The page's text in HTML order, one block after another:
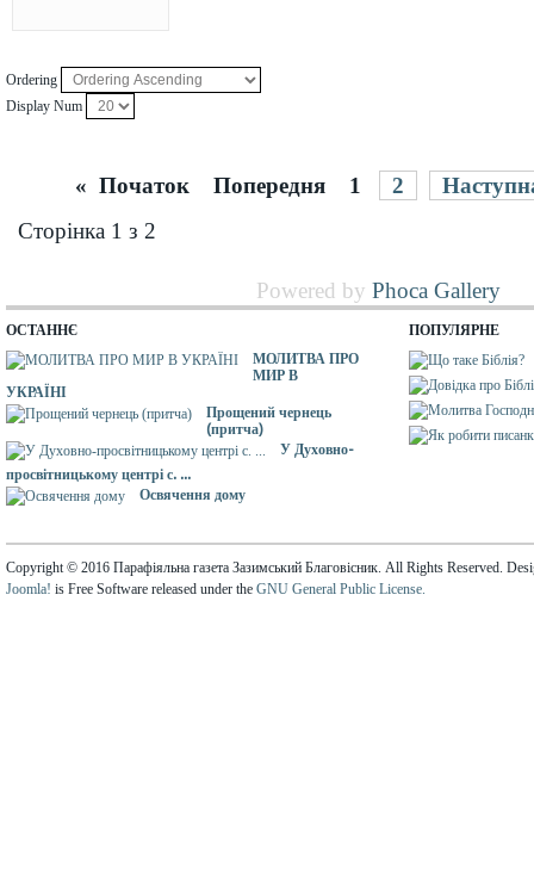
Ordering
Display Num
« Початок Попередня 1 2
Сторінка 1 з 2
Powered by Phoca Gallery
ОСТАННЄ
МОЛИТВА ПРО
МИР В
УКРАЇНІ
Прощений чернець
(притча)
У Духовно-
просвітницькому центрі с. ...
Освячення дому
ПОПУЛЯРНЕ
Copyright © 2016 Парафіяльна газета Зазимський Благовісник. All Rights Reserved.
Joomla! is Free Software released under the GNU General Public License.